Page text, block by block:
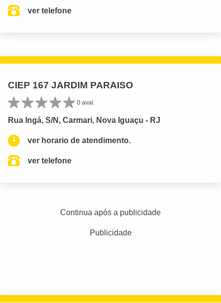
ver telefone
CIEP 167 JARDIM PARAISO
0 aval.
Rua Ingá, S/N, Carmari, Nova Iguaçu - RJ
ver horario de atendimento.
ver telefone
Continua após a publicidade
Publicidade